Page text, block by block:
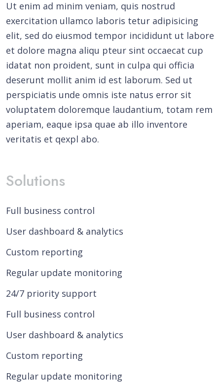
Ut enim ad minim veniam, quis nostrud
exercitation ullamco laboris tetur adipisicing
elit, sed do eiusmod tempor incididunt ut labore
et dolore magna aliqu pteur sint occaecat cup
idatat non proident, sunt in culpa qui officia
deserunt mollit anim id est laborum. Sed ut
perspiciatis unde omnis iste natus error sit
voluptatem doloremque laudantium, totam rem
aperiam, eaque ipsa quae ab illo inventore
veritatis et qexpl abo.
Solutions
Full business control
User dashboard & analytics
Custom reporting
Regular update monitoring
24/7 priority support
Full business control
User dashboard & analytics
Custom reporting
Regular update monitoring